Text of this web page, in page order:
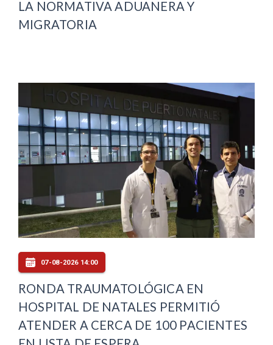
LA NORMATIVA ADUANERA Y
MIGRATORIA
07-08-2026 14:00
RONDA TRAUMATOLÓGICA EN
HOSPITAL DE NATALES PERMITIÓ
ATENDER A CERCA DE 100 PACIENTES